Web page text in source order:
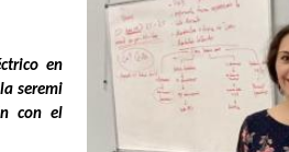
en
seremi
con el